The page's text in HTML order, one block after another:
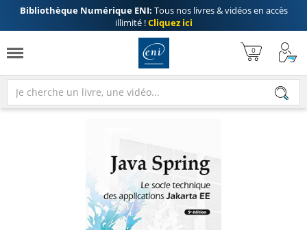
Bibliothèque Numérique ENI: Tous nos livres & vidéos en accès
illimité !Cliquez ici